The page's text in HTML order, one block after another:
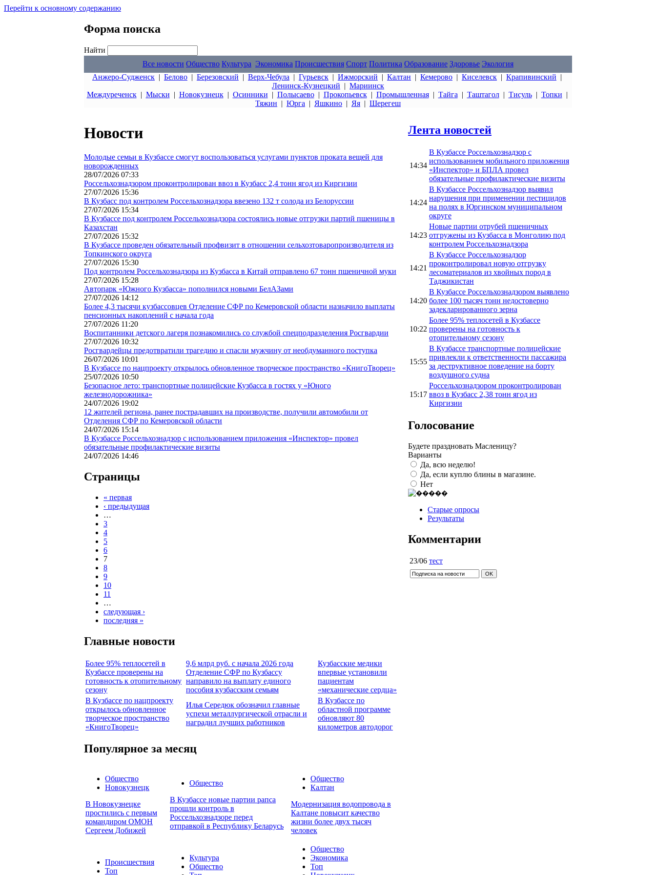
Перейти к основному содержанию
Форма поиска
Найти
Все новости Общество Культура Экономика Происшествия Спорт Политика Образование Здоровье Экология
Анжеро-Судженск | Белово | Березовский | Верх-Чебула | Гурьевск | Ижморский | Калтан | Кемерово | Киселевск | Крапивинский |
Ленинск-Кузнецкий | Мариинск
Междуреченск| Мыски | Новокузнецк| Осинники | Полысаево| Прокопьевск| Промышленная| Тайга | Таштагол| Тисуль| Топки |
Тяжин | Юрга | Яшкино | Яя | Шерегеш
Новости
Молодые семьи в Кузбассе смогут воспользоваться услугами пунктов проката вещей для
новорожденных
28/07/2026 07:33
Россельхознадзором проконтролирован ввоз в Кузбасс 2,4 тонн ягод из Киргизии
27/07/2026 15:36
В Кузбасс под контролем Россельхознадзора ввезено 132 т солода из Белоруссии
27/07/2026 15:34
В Кузбассе под контролем Россельхознадзора состоялись новые отгрузки партий пшеницы в
Казахстан
27/07/2026 15:32
В Кузбассе проведен обязательный профвизит в отношении сельхозтоваропроизводителя из
Топкинского округа
27/07/2026 15:30
Под контролем Россельхознадзора из Кузбасса в Китай отправлено 67 тонн пшеничной муки
27/07/2026 15:28
Автопарк «Южного Кузбасса» пополнился новыми БелАЗами
27/07/2026 14:12
Более 4,3 тысячи кузбассовцев Отделение СФР по Кемеровской области назначило выплаты
пенсионных накоплений с начала года
27/07/2026 11:20
Воспитанники детского лагеря познакомились со службой спецподразделения Росгвардии
27/07/2026 10:32
Росгвардейцы предотвратили трагедию и спасли мужчину от необдуманного поступка
26/07/2026 10:01
В Кузбассе по нацпроекту открылось обновленное творческое пространство «КнигоТворец»
25/07/2026 10:50
Безопасное лето: транспортные полицейские Кузбасса в гостях у «Юного
железнодорожника»
24/07/2026 19:02
12 жителей региона, ранее пострадавших на производстве, получили автомобили от
Отделения СФР по Кемеровской области
24/07/2026 15:14
В Кузбассе Россельхознадзор с использованием приложения «Инспектор» провел
обязательные профилактические визиты
24/07/2026 14:46
Страницы
« первая
‹ предыдущая
…
3
4
5
6
7
8
9
10
11
…
следующая ›
последняя »
Главные новости
Более 95% теплосетей в
Кузбассе проверены на
готовность к отопительному
сезону
9,6 млрд руб. с начала 2026 года
Отделение СФР по Кузбассу
направило на выплату единого
пособия кузбасским семьям
Кузбасские медики
впервые установили
пациентам
«механические сердца»
В Кузбассе по нацпроекту
открылось обновленное
творческое пространство
«КнигоТворец»
Илья Середюк обозначил главные
успехи металлургической отрасли и
наградил лучших работников
В Кузбассе по
областной программе
обновляют 80
километров автодорог
Популярное за месяц
Общество
Новокузнецк
В Новокузнецке
простились с первым
командиром ОМОН
Сергеем Добижей
Общество
В Кузбассе новые партии рапса
прошли контроль в
Россельхознадзоре перед
отправкой в Республику Беларусь
Общество
Калтан
Модернизация водопровода в
Калтане повысит качество
жизни более двух тысяч
человек
Происшествия
Топ
Культура
Общество
Общество
Экономика
Топ
Лента новостей
14:34
В Кузбассе Россельхознадзор с
использованием мобильного приложения
«Инспектор» и БПЛА провел
обязательные профилактические визиты
14:24
В Кузбассе Россельхознадзор выявил
нарушения при применении пестицидов
на полях в Юргинском муниципальном
округе
14:23
Новые партии отрубей пшеничных
отгружены из Кузбасса в Монголию под
контролем Россельхознадзора
14:21
В Кузбассе Россельхознадзор
проконтролировал новую отгрузку
лесоматериалов из хвойных пород в
Таджикистан
14:20
В Кузбассе Россельхознадзором выявлено
более 100 тысяч тонн недостоверно
задекларированного зерна
10:22
Более 95% теплосетей в Кузбассе
проверены на готовность к
отопительному сезону
15:55
В Кузбассе транспортные полицейские
привлекли к ответственности пассажира
за деструктивное поведение на борту
воздушного судна
15:17
Россельхознадзором проконтролирован
ввоз в Кузбасс 2,38 тонн ягод из
Киргизии
Голосование
Будете праздновать Масленицу?
Варианты
Да, всю неделю!
Да, если куплю блины в магазине.
Нет
Старые опросы
Результаты
Комментарии
23/06 тест